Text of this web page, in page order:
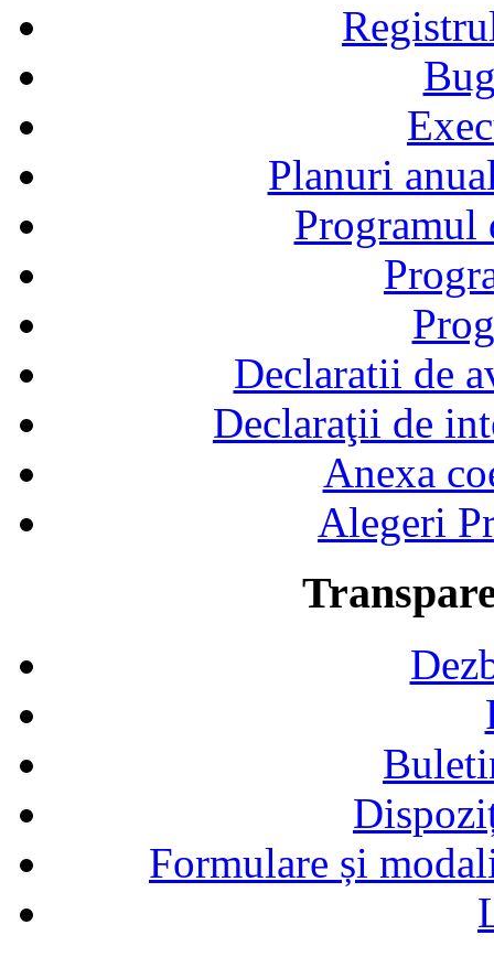
Planuri
Declaratii de
Declaraţii de
Anexa
Alegeri
Formulare și